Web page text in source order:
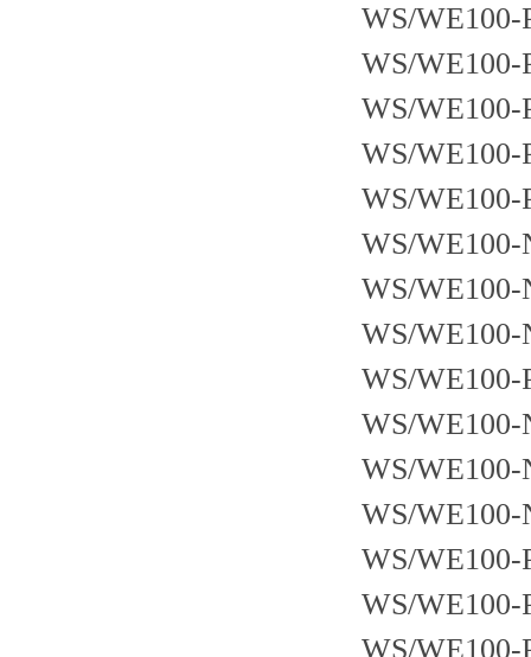
WS/WE100-
WS/WE100-
WS/WE100-
WS/WE100-
WS/WE100-
WS/WE100-
WS/WE100-
WS/WE100-
WS/WE100-
WS/WE100-
WS/WE100-
WS/WE100-
WS/WE100-
WS/WE100-
WS/WE100-